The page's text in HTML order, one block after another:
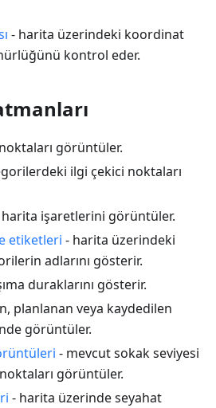
- harita üzerindeki koordinat
kontrol eder.
görüntüler.
ilgi çekici noktaları
işaretlerini görüntüler.
etiketleri - harita üzerindeki
adlarını gösterir.
duraklarını gösterir.
planlanan veya kaydedilen
görüntüler.
- mevcut sokak seviyesi
görüntüler.
- harita üzerinde seyahat